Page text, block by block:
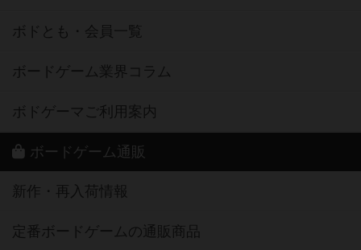
ボドとも・会員一覧
ボードゲーム業界コラム
ボドゲーマご利用案内
ボードゲーム通販
新作・再入荷情報
定番ボードゲームの通販商品